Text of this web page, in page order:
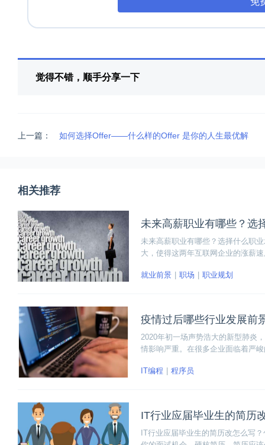
觉得不错，顺手分享一下
上一篇： 如何选择Offer——什么样的Offer 是你的人生最优解
相关推荐
未来高薪职业有哪些？选
未来高薪职业有哪些？选择什么职
大，使得这两年互联网企业的涨薪
高薪职业以及这些职业发展前景如
就业前景 职场 职业规划
疫情过后哪些行业发展前
2020年初一场声势浩大的新型肺炎
情影响严重。在很多企业面临着严
IT编程
程序员
IT行业应届毕业生的简历
IT行业应届毕业生的简历改怎么写